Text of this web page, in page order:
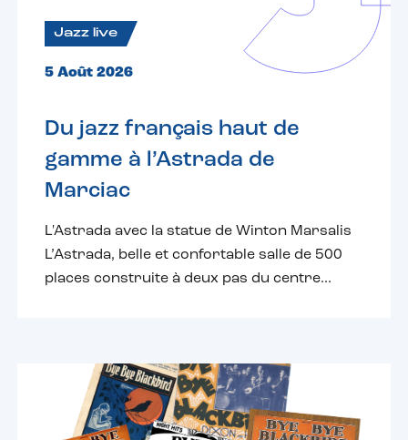
Jazz live
5 Août 2026
Du jazz français haut de
gamme à l’Astrada de
Marciac
L'Astrada avec la statue de Winton Marsalis
L’Astrada, belle et confortable salle de 500
places construite à deux pas du centre...